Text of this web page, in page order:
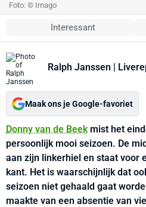
Foto: © Imago
Interessant
Ralph Janssen |
Maak ons je Google-favoriet
Donny van de Beekmist het
persoonlijk mooi seizoen. De
aan zijn linkerhiel en staat voor
kant. Het is waarschijnlijk dat
seizoen niet gehaald gaat
maakte van een absentie van